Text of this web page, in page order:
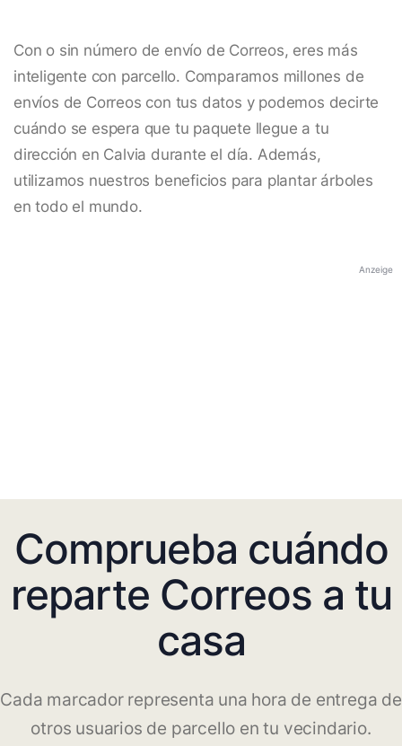
Con o sin número de envío de Correos, eres más
inteligente con parcello. Comparamos millones de
envíos de Correos con tus datos y podemos decirte
cuándo se espera que tu paquete llegue a tu
dirección en Calvia durante el día. Además,
utilizamos nuestros beneficios para plantar árboles
en todo el mundo.
Anzeige
Comprueba cuándo
reparte Correos a tu
casa
Cada marcador representa una hora de entrega de
otros usuarios de parcello en tu vecindario.